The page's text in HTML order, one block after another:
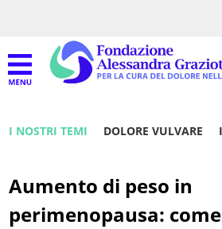
I NOSTRI TEMI DOLORE VULVARE
Aumento di peso in
perimenopausa: